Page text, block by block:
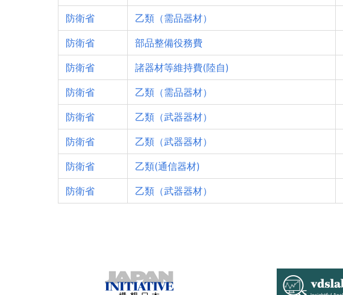
防衛省 乙類（需品器材）
防衛省 部品整備役務費
防衛省 諸器材等維持費(陸自)
防衛省 乙類（需品器材）
防衛省 乙類（武器器材）
防衛省 乙類（武器器材）
防衛省 乙類(通信器材)
防衛省 乙類（武器器材）